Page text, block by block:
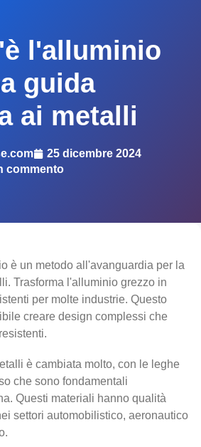
l'alluminio
guida
ai metalli
25 dicembre 2024
commento
è un metodo all'avanguardia per la
Trasforma l'alluminio grezzo in
per molte industrie. Questo
creare design complessi che
è cambiata molto, con le leghe
che sono fondamentali
Questi materiali hanno qualità
settori automobilistico, aeronautico